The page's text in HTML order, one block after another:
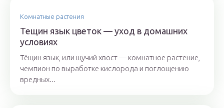
Комнатные растения
Тещин язык цветок — уход в домашних
условиях
Тёщин язык, или щучий хвост — комнатное растение,
чемпион по выработке кислорода и поглощению
вредных...